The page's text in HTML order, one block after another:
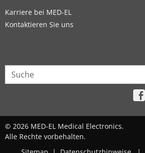
Karriere bei MED-EL
Kontaktieren Sie uns
© 2026 MED-EL Medical Electronics.
Alle Rechte vorbehalten.